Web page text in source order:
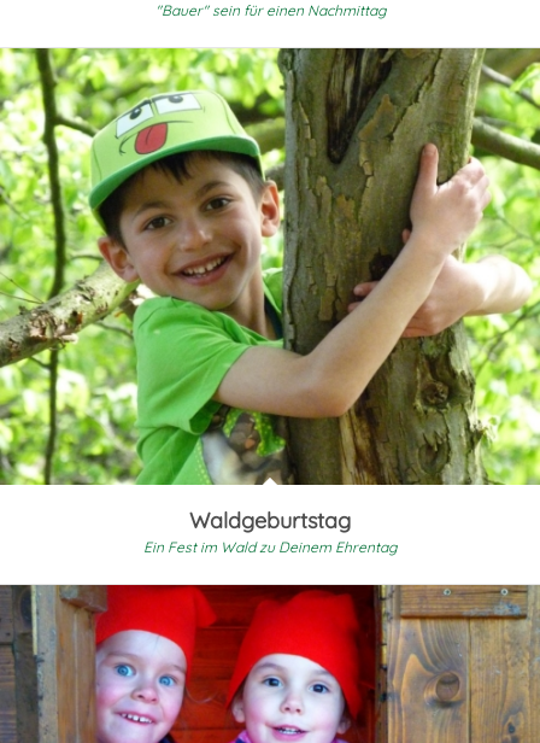
"Bauer" sein für einen Nachmittag
Waldgeburtstag
Ein Fest im Wald zu Deinem Ehrentag